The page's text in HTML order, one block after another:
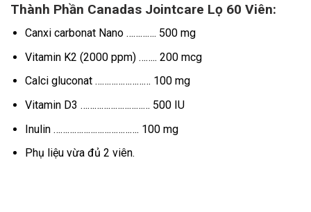
Thành Phần Canadas Jointcare Lọ 60 Viên:
Canxi carbonat Nano …………. 500 mg
Vitamin K2 (2000 ppm) …….. 200 mcg
Calci gluconat …………………… 100 mg
Vitamin D3 ………………………… 500 IU
Inulin ………………………………. 100 mg
Phụ liệu vừa đủ 2 viên.